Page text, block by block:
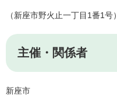
（新座市野火止一丁目1番1号）
主催・関係者
新座市